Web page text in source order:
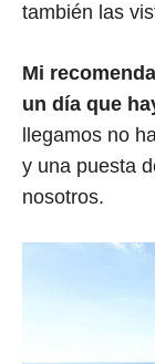
también las
Mi
un día que
llegamos no
y una puesta
nosotros.